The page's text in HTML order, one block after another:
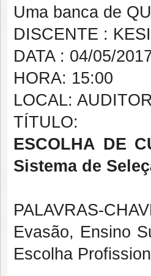
Uma banca de
DISCENTE :
DATA : 04/05/
HORA: 15:00
LOCAL:
TÍTULO:
ESCOLHA DE
Sistema de
PALAVRAS-
Evasão, Ensino
Escolha